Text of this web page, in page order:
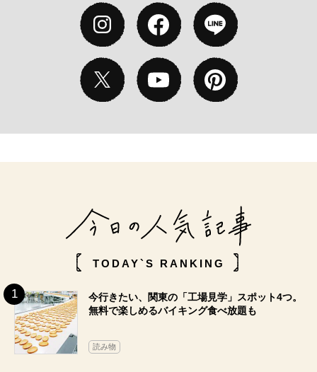
TODAY`S RANKING
今行きたい、関東の「工場見学」スポット4つ。
無料で楽しめるバイキング食べ放題も
読み物